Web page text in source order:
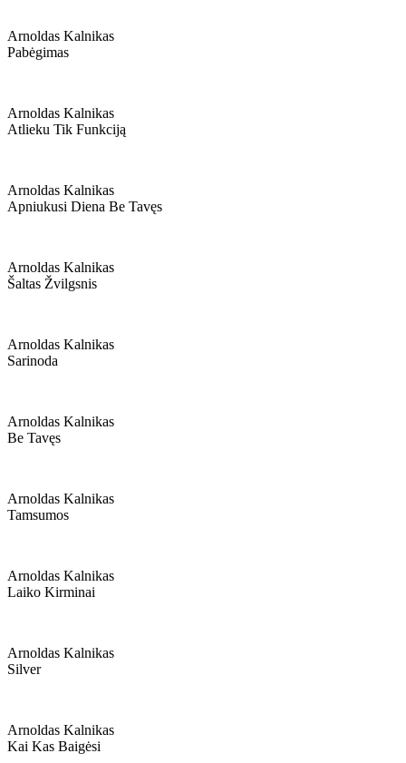
Arnoldas Kalnikas
Pabėgimas
Arnoldas Kalnikas
Atlieku Tik Funkciją
Arnoldas Kalnikas
Apniukusi Diena Be Tavęs
Arnoldas Kalnikas
Šaltas Žvilgsnis
Arnoldas Kalnikas
Sarinoda
Arnoldas Kalnikas
Be Tavęs
Arnoldas Kalnikas
Tamsumos
Arnoldas Kalnikas
Laiko Kirminai
Arnoldas Kalnikas
Silver
Arnoldas Kalnikas
Kai Kas Baigėsi